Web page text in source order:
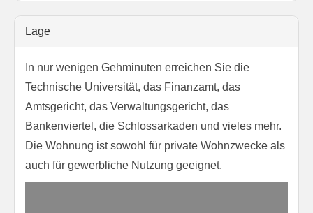
Lage
In nur wenigen Gehminuten erreichen Sie die
Technische Universität, das Finanzamt, das
Amtsgericht, das Verwaltungsgericht, das
Bankenviertel, die Schlossarkaden und vieles mehr.
Die Wohnung ist sowohl für private Wohnzwecke als
auch für gewerbliche Nutzung geeignet.